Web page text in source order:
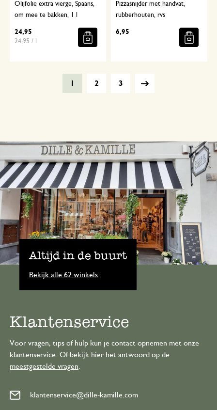
Olijfolie extra vierge, Spaans,
om mee te bakken, 1 l
24,95
24,95 / l
Pizzasnijder met handvat,
rubberhouten, rvs
6,95
2 3
Altijd in de buurt
Bekijk alle 62 winkels
Klantenservice
Voor vragen, tips of hulp kun je contact opnemen met onze
klantenservice. Of bekijk hier het antwoord op de
meestgestelde vragen
klantenservice@dille-kamille.com